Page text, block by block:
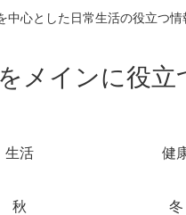
中心とした日常生活の役立つ
メインに役
生活 健
秋 冬